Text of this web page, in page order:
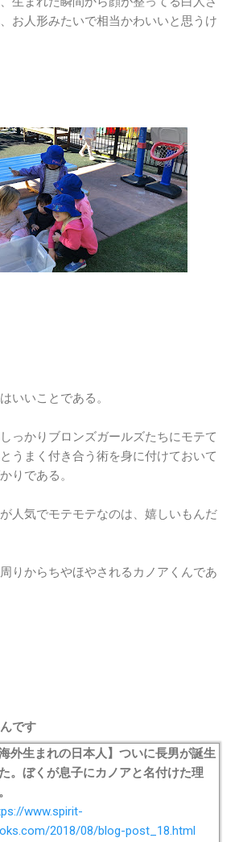
お人形みたいで相当かわいいと思うけ
いいことである。
っかりブロンズガールズたちにモテて
うまく付き合う術を身に付けておいて
りである。
人気でモテモテなのは、嬉しいもんだ
りからちやほやされるカノアくんであ
です
海外生まれの日本人】ついに長男が誕生
。ぼくが息子にカノアと名付けた理
www.spirit-
2018/08/blog-post_18.html